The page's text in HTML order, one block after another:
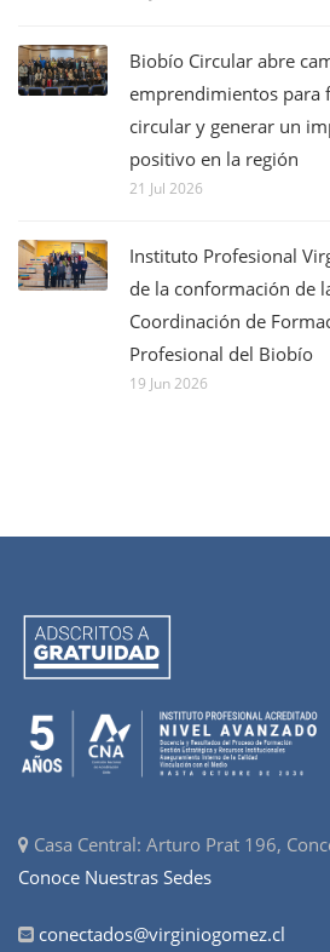
Biobío Circular abre
emprendimientos para
circular y generar un
positivo en la región
21 Jul 2026
Instituto Profesional
de la conformación de
Coordinación de
Profesional del Biobío
19 Jun 2026
Casa Central: Arturo Prat 196,
Conoce Nuestras Sedes
conectados@virginiogomez.cl